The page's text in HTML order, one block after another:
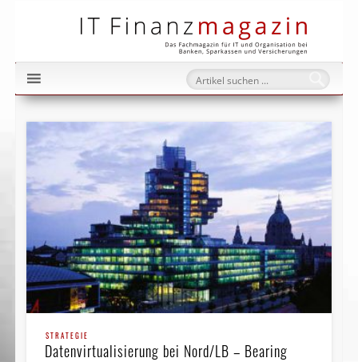
STRATEGIE
Datenvirtualisierung bei Nord/LB – Bearing